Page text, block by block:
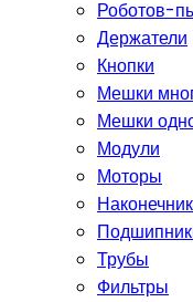
Роботов-
Держатели
Кнопки
Мешки
Мешки
Модули
Моторы
Трубы
Фильтры